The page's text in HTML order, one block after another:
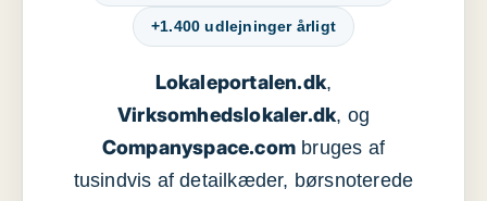
+1.400 udlejninger årligt
Lokaleportalen.dk,
Virksomhedslokaler.dk, og
Companyspace.com bruges af
tusindvis af detailkæder, børsnoterede